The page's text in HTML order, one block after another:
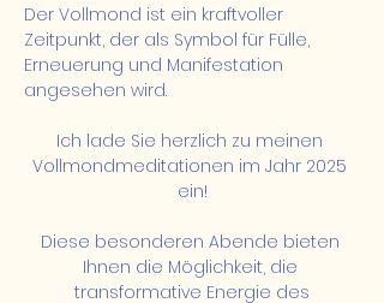
Der Vollmond ist ein kraftvoller
Zeitpunkt, der als Symbol für Fülle,
Erneuerung und Manifestation
angesehen wird.
Ich lade Sie herzlich zu meinen
Vollmondmeditationen im Jahr 2025
ein!
Diese besonderen Abende bieten
Ihnen die Möglichkeit, die
transformative Energie des